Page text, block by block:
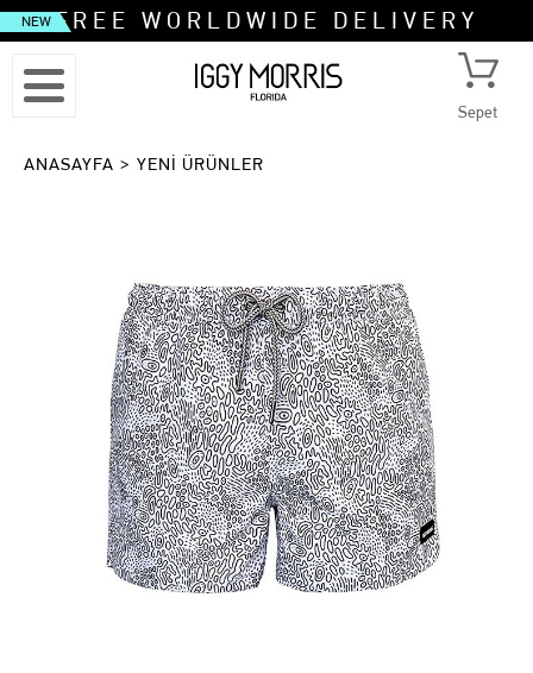
FREE WORLDWIDE DELIVERY
Sepet
ANASAYFA > YENİ ÜRÜNLER
NEW